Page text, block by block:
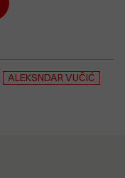
ALEKSNDAR VUČIĆ